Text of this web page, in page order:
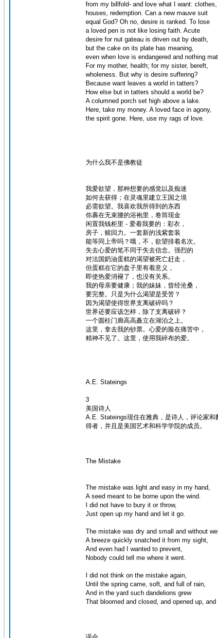
from my billfold- and love what I want: clothes,
houses, redemption. Can a new mauve suit
equal God? Oh no, desire is ranked. To lose
a loved pen is not like losing faith. Acute
desire for nut gateau is driven out by death,
but the cake on its plate has meaning,
even when love is endangered and nothing
For my mother, health; for my sister, bereft,
wholeness. But why is desire suffering?
Because want leaves a world in tatters?
How else but in tatters should a world be?
A columned porch set high above a lake.
Here, take my money. A loved face in agony,
the spirit gone. Here, use my rags of love.
为什么我不是佛教徒
我爱欲望，那种想要的感觉以及痴迷
如何去获得；在灵魂里建立王国之境
必需欲望。我喜欢我所得到的东西
你裹在无束腰的浴袍里，卷筒现金
闲置我钱柜里 - 爱着我要的：彩衣，
房子，赎回力。一套新的浅紫套装
能等同上帝吗？哦，不，欲望排着名次。
失去心爱的笔不同于失去信念。强烈的
对法国奶油蛋糕的渴望被死亡赶走，
但蛋糕在它的盘子里有着意义，
即使热爱消褪了，也没有关系。
我的母亲要健康；我的妹妹，曾经沧桑，
要完整。只是为什么渴望是受苦？
因为渴望使得世界支离破碎吗？
世界还要应该怎样，除了支离破碎？
一个圆柱门廊高高矗立在湖泊之上。
这里，拿去我的钞票。心爱的脸在痛苦中，
精神不见了。这里，使用我碎布的爱。
A.E. Stateings
3
美国诗人
A.E. Stateings现住在雅典，是诗人，评论家
得者，并且是美国艺术和科学学院的成员。
The Mistake
The mistake was light and easy in my hand,
A seed meant to be borne upon the wind.
I did not have to bury it or throw,
Just open up my hand and let it go.
The mistake was dry and small and without
A breeze quickly snatched it from my sight,
And even had I wanted to prevent,
Nobody could tell me where it went.
I did not think on the mistake again,
Until the spring came, soft, and full of rain,
And in the yard such dandelions grew
That bloomed and closed, and opened up, and